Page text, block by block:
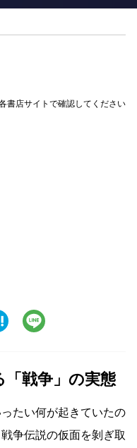
書店サイトで確認してください
「戦争」の実態
たい何が起きていたの
争伝説の仮面を剝ぎ取